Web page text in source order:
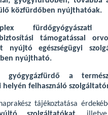
közfürdőben nyújthatóak.
fürdőgyógyászati
támogatással
nyújtó egészségügyi
nyújtható.
gyógygázfürdő a
helyén felhasználó
tájékoztatása